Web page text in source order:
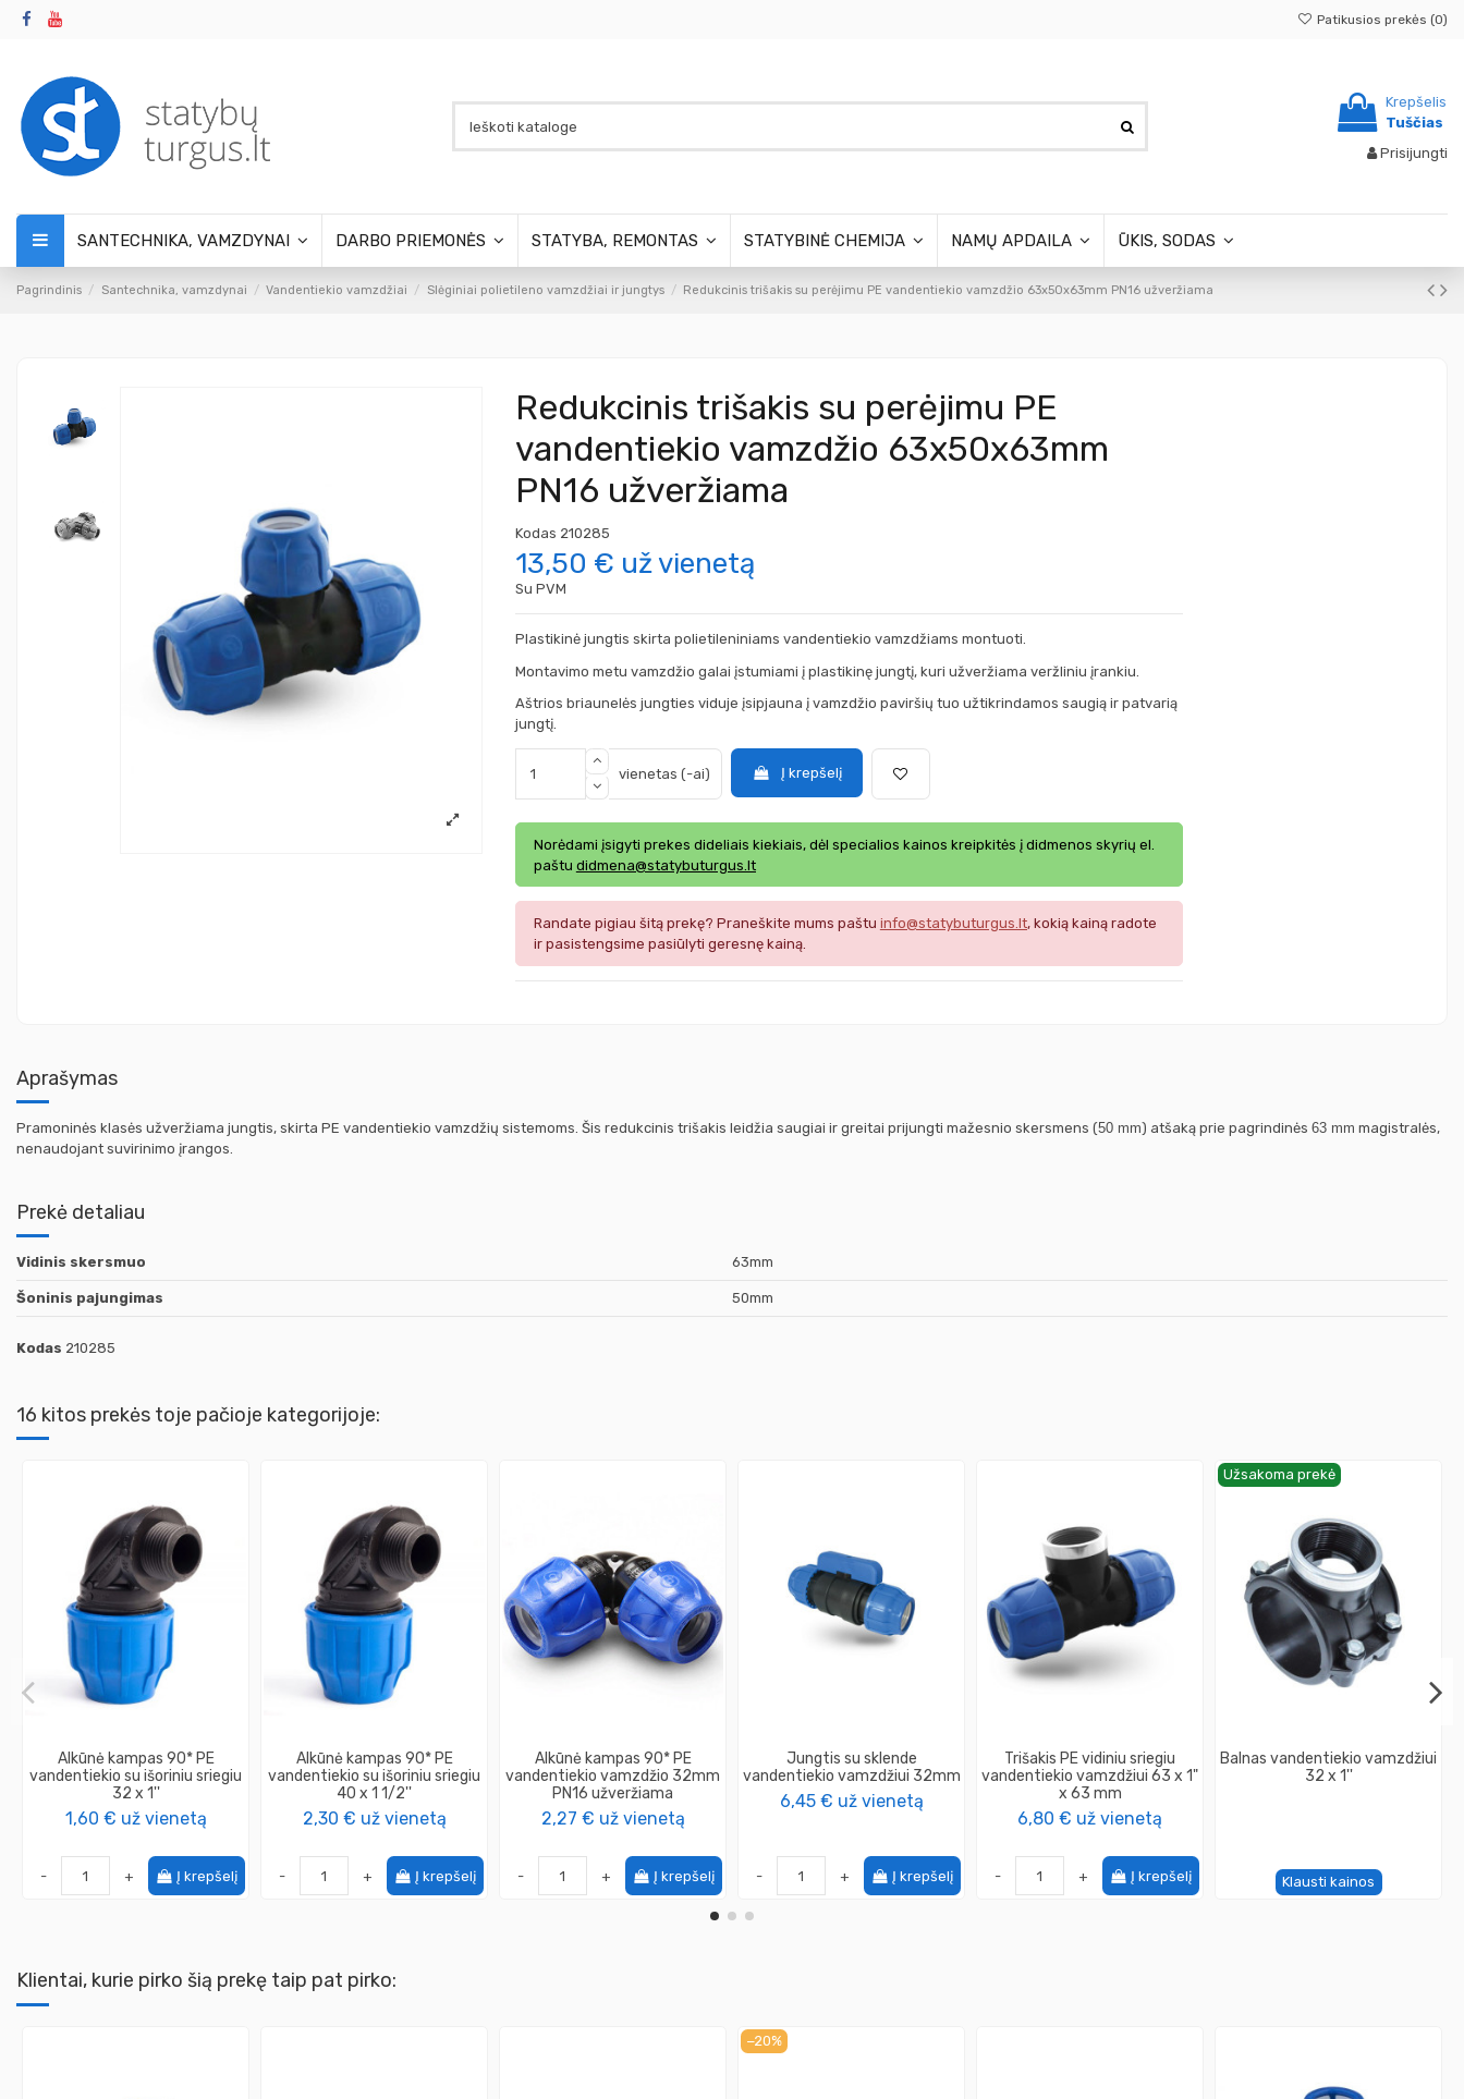
Patikusios prekės (0)
Krepšelis
Tuščias
Prisijungti
SANTECHNIKA, VAMZDYNAI DARBO PRIEMONĖS STATYBA, REMONTAS STATYBINĖ CHEMIJA NAMŲ APDAILA ŪKIS, SODAS
Pagrindinis Santechnika, vamzdynai Vandentiekio vamzdžiai Slėginiai polietileno vamzdžiai ir jungtys Redukcinis trišakis su perėjimu PE vandentiekio vamzdžio 63x50x63mm PN16 užveržiama
Redukcinis trišakis su perėjimu PE
vandentiekio vamzdžio 63x50x63mm
PN16 užveržiama
Kodas 210285
13,50 € už vienetą
Su PVM
Plastikinė jungtis skirta polietileniniams vandentiekio vamzdžiams montuoti.
Montavimo metu vamzdžio galai įstumiami į plastikinę jungtį, kuri užveržiama veržliniu įrankiu.
Aštrios briaunelės jungties viduje įsipjauna į vamzdžio paviršių tuo užtikrindamos saugią ir patvarią
jungtį.
vienetas (-ai) Į krepšelį
Norėdami įsigyti prekes dideliais kiekiais, dėl specialios kainos kreipkitės į didmenos skyrių el.
paštu didmena@statybuturgus.lt
Randate pigiau šitą prekę? Praneškite mums paštu info@statybuturgus.lt, kokią kainą radote
ir pasistengsime pasiūlyti geresnę kainą.
Aprašymas
Pramoninės klasės užveržiama jungtis, skirta PE vandentiekio vamzdžių sistemoms. Šis redukcinis trišakis leidžia saugiai ir greitai prijungti mažesnio skersmens (50 mm) atšaką prie pagrindinės 63 mm magistralės,
nenaudojant suvirinimo įrangos.
Prekė detaliau
Vidinis skersmuo 63mm
Šoninis pajungimas 50mm
Kodas 210285
16 kitos prekės toje pačioje kategorijoje:
Alkūnė kampas 90* PE
vandentiekio su išoriniu sriegiu
32 x 1''
1,60 € už vienetą
- + Į krepšelį
Alkūnė kampas 90* PE
vandentiekio su išoriniu sriegiu
40 x 1 1/2''
2,30 € už vienetą
- + Į krepšelį
Alkūnė kampas 90* PE
vandentiekio vamzdžio 32mm
PN16 užveržiama
2,27 € už vienetą
- + Į krepšelį
Jungtis su sklende
vandentiekio vamzdžiui 32mm
6,45 € už vienetą
- + Į krepšelį
Trišakis PE vidiniu sriegiu
vandentiekio vamzdžiui 63 x 1"
x 63 mm
6,80 € už vienetą
- + Į krepšelį
Užsakoma prekė
Balnas vandentiekio vamzdžiui
32 x 1''
Klausti kainos
Klientai, kurie pirko šią prekę taip pat pirko:
−20%